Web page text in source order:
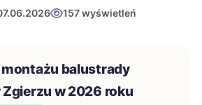
157 wyświetleń
montażu balustrady
w 2026 roku